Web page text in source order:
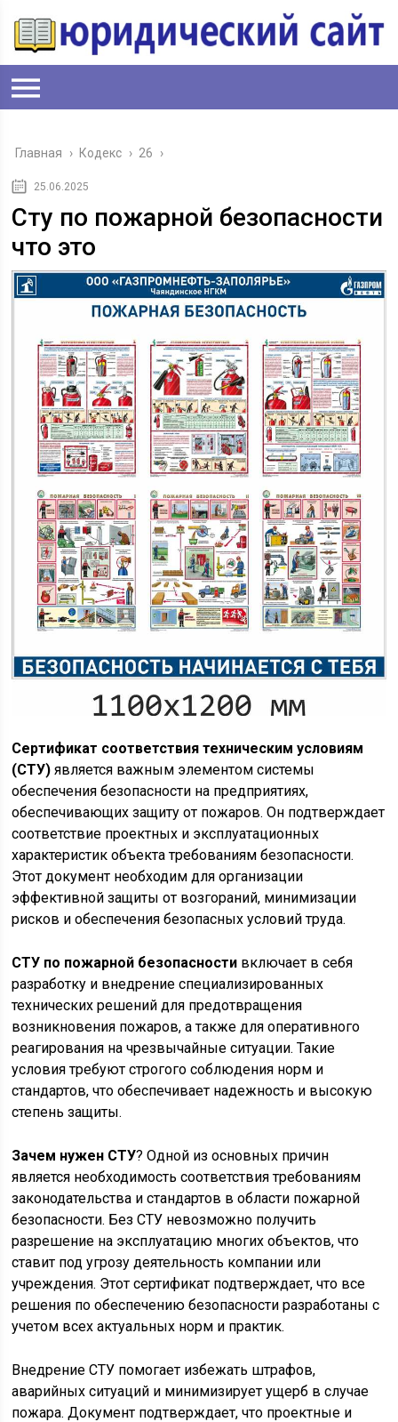
Главная › Кодекс › 26 ›
25.06.2025
Сту по пожарной безопасности
что это
Сертификат соответствия техническим условиям
(СТУ) является важным элементом системы
обеспечения безопасности на предприятиях,
обеспечивающих защиту от пожаров. Он подтверждает
соответствие проектных и эксплуатационных
характеристик объекта требованиям безопасности.
Этот документ необходим для организации
эффективной защиты от возгораний, минимизации
рисков и обеспечения безопасных условий труда.
СТУ по пожарной безопасности включает в себя
разработку и внедрение специализированных
технических решений для предотвращения
возникновения пожаров, а также для оперативного
реагирования на чрезвычайные ситуации. Такие
условия требуют строгого соблюдения норм и
стандартов, что обеспечивает надежность и высокую
степень защиты.
Зачем нужен СТУ? Одной из основных причин
является необходимость соответствия требованиям
законодательства и стандартов в области пожарной
безопасности. Без СТУ невозможно получить
разрешение на эксплуатацию многих объектов, что
ставит под угрозу деятельность компании или
учреждения. Этот сертификат подтверждает, что все
решения по обеспечению безопасности разработаны с
учетом всех актуальных норм и практик.
Внедрение СТУ помогает избежать штрафов,
аварийных ситуаций и минимизирует ущерб в случае
пожара. Документ подтверждает, что проектные и